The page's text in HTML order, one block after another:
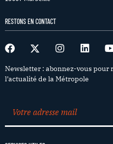
RESTONS EN CONTACT
Newsletter : abonnez-vous pour
l’actualité de la Métropole